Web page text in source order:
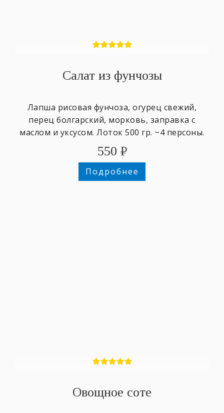
Салат из фунчозы
Лапша рисовая фунчоза, огурец свежий,
перец болгарский, морковь, заправка с
маслом и уксусом. Лоток 500 гр. ~4 персоны.
550 ₽
Подробнее
Овощное соте